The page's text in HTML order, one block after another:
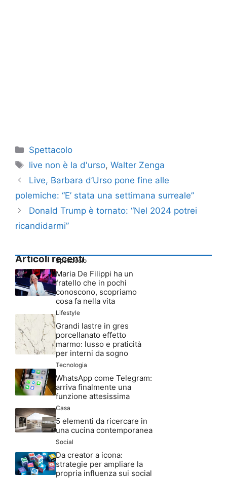
Categorie
Spettacolo
Tag
live non è la d'urso,Walter Zenga
Live, Barbara d’Urso pone fine alle
polemiche: “E’ stata una settimana surreale”
Donald Trump è tornato: “Nel 2024 potrei
ricandidarmi”
Articoli recenti
Spettacolo
Maria De Filippi ha un
fratello che in pochi
conoscono, scopriamo
cosa fa nella vita
Lifestyle
Grandi lastre in gres
porcellanato effetto
marmo: lusso e praticità
per interni da sogno
Tecnologia
WhatsApp come Telegram:
arriva finalmente una
funzione attesissima
Casa
5 elementi da ricercare in
una cucina contemporanea
Social
Da creator a icona:
strategie per ampliare la
propria influenza sui social